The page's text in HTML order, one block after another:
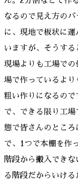
なるので見え方の
に、現地で板状に
いますが、そうす
現場よりも工場で
場で作っているよ
粗い作りになるの
で、できる限り工
態で皆さんのとこ
で、1つで本棚を作
階段から搬入でき
る階段だからいけ